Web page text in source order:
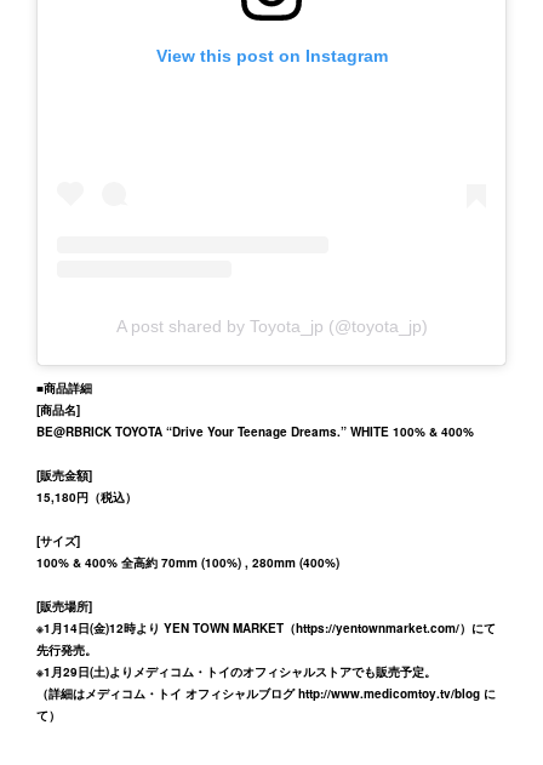
View this post on Instagram
A post shared by Toyota_jp (@toyota_jp)
■商品詳細
[商品名]
BE@RBRICK TOYOTA “Drive Your Teenage Dreams.” WHITE 100% & 400%
[販売⾦額]
15,180円（税込）
[サイズ]
100% & 400% 全高約 70mm (100%) , 280mm (400%)
[販売場所]
※1月14日(金)12時より YEN TOWN MARKET（https://yentownmarket.com/）にて
先行発売。
※1月29日(土)よりメディコム・トイのオフィシャルストアでも販売予定。
（詳細はメディコム・トイ オフィシャルブログhttp://www.medicomtoy.tv/blog に
て）